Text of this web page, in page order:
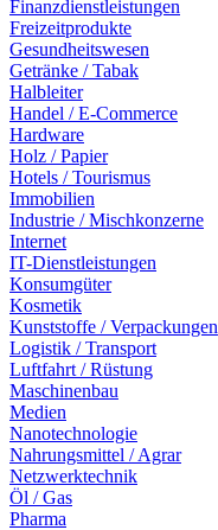
Finanzdienstleistungen
Freizeitprodukte
Gesundheitswesen
Getränke / Tabak
Halbleiter
Handel / E-Commerce
Hardware
Holz / Papier
Hotels / Tourismus
Immobilien
Industrie / Mischkonzerne
Internet
IT-Dienstleistungen
Konsumgüter
Kosmetik
Kunststoffe / Verpackungen
Logistik / Transport
Luftfahrt / Rüstung
Maschinenbau
Medien
Nanotechnologie
Nahrungsmittel / Agrar
Netzwerktechnik
Öl / Gas
Pharma